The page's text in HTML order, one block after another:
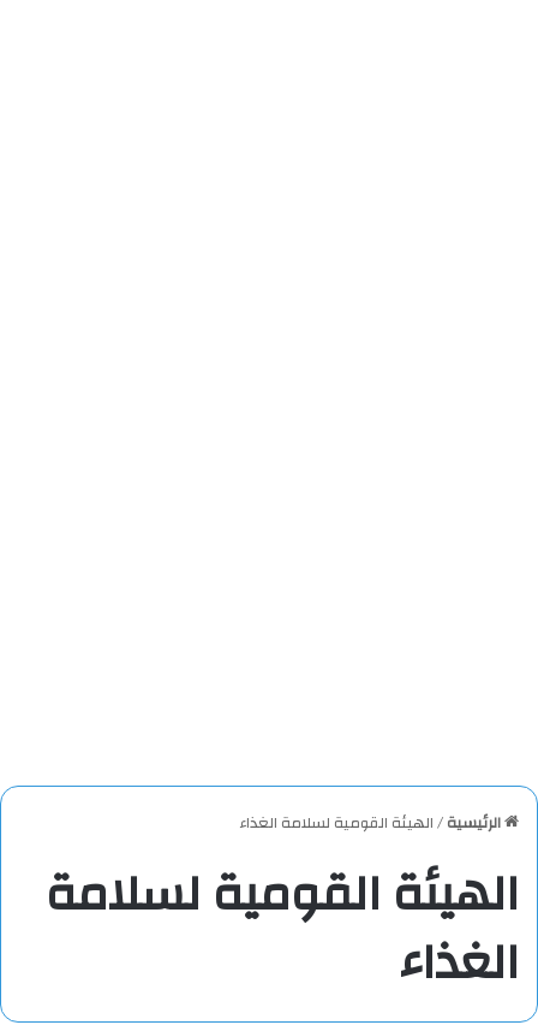
الرئيسية/الهيئة القومية لسلامة الغذاء
الهيئة القومية لسلامة
الغذاء